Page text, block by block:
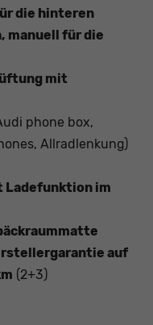
die hinteren
manuell für die
mit
phone box,
Allradlenkung)
Ladefunktion im
auf
(2+3)